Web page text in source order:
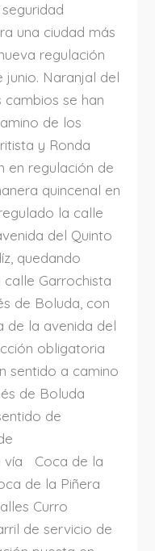
una ciudad más
regulación
junio. Naranjal del
se han
de los
y Ronda
en regulación de
quincenal en
la calle
del Quinto
quedando
Garrochista
de Boluda, con
de la avenida del
obligatoria
sentido a camino
de Boluda
de
vía Coca de la
de la Piñera
Curro
de servicio de